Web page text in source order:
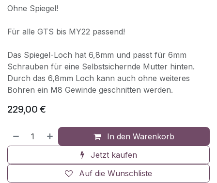
Ohne Spiegel!
Für alle GTS bis MY22 passend!
Das Spiegel-Loch hat 6,8mm und passt für 6mm
Schrauben für eine Selbstsichernde Mutter hinten.
Durch das 6,8mm Loch kann auch ohne weiteres
Bohren ein M8 Gewinde geschnitten werden.
229,00 €
In den Warenkorb
Jetzt kaufen
Auf die Wunschliste